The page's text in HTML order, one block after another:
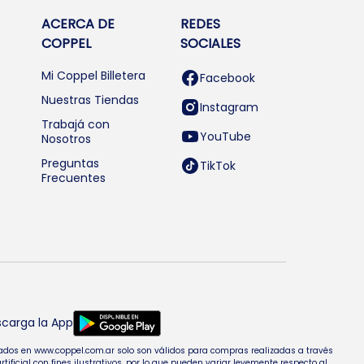
ACERCA DE
COPPEL
Mi Coppel Billetera
Nuestras Tiendas
Trabajá con
Nosotros
Preguntas
Frecuentes
REDES
SOCIALES
Facebook
Instagram
YouTube
TikTok
la App
en www.coppel.com.ar solo son válidos para compras realizadas a través